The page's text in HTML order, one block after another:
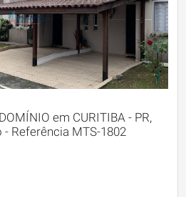
em CURITIBA - PR,
Referência MTS-1802